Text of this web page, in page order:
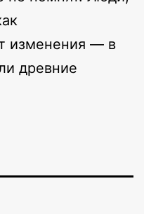
изменения — в
древние